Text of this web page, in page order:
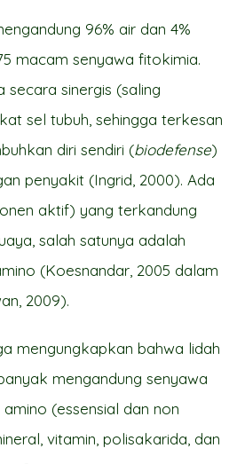
96% air dan 4%
macam senyawa fitokimia.
secara sinergis (saling
sel tubuh, sehingga terkesan
diri sendiri (biodefense)
penyakit (Ingrid, 2000). Ada
aktif) yang terkandung
salah satunya adalah
(Koesnandar, 2005 dalam
2009).
mengungkapkan bahwa lidah
mengandung senyawa
(essensial dan non
vitamin, polisakarida, dan